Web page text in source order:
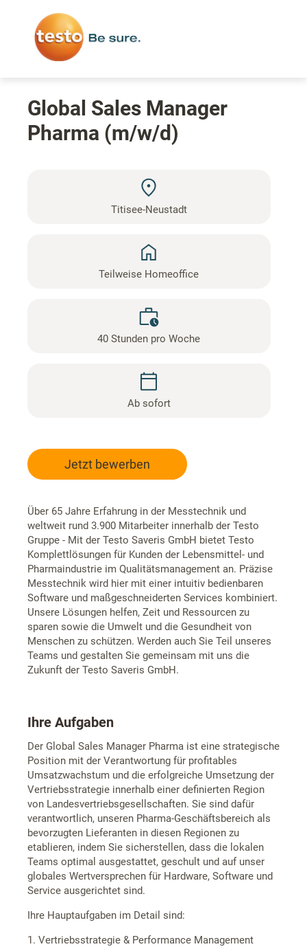
Global Sales Manager
Pharma (m/w/d)
Titisee-Neustadt
Teilweise Homeoffice
40 Stunden pro Woche
Ab sofort
Jetzt bewerben
Über 65 Jahre Erfahrung in der Messtechnik und
weltweit rund 3.900 Mitarbeiter innerhalb der Testo
Gruppe - Mit der Testo Saveris GmbH bietet Testo
Komplettlösungen für Kunden der Lebensmittel- und
Pharmaindustrie im Qualitätsmanagement an. Präzise
Messtechnik wird hier mit einer intuitiv bedienbaren
Software und maßgeschneiderten Services kombiniert.
Unsere Lösungen helfen, Zeit und Ressourcen zu
sparen sowie die Umwelt und die Gesundheit von
Menschen zu schützen. Werden auch Sie Teil unseres
Teams und gestalten Sie gemeinsam mit uns die
Zukunft der Testo Saveris GmbH.
Ihre Aufgaben
Der Global Sales Manager Pharma ist eine strategische
Position mit der Verantwortung für profitables
Umsatzwachstum und die erfolgreiche Umsetzung der
Vertriebsstrategie innerhalb einer definierten Region
von Landesvertriebsgesellschaften. Sie sind dafür
verantwortlich, unseren Pharma-Geschäftsbereich als
bevorzugten Lieferanten in diesen Regionen zu
etablieren, indem Sie sicherstellen, dass die lokalen
Teams optimal ausgestattet, geschult und auf unser
globales Wertversprechen für Hardware, Software und
Service ausgerichtet sind.
Ihre Hauptaufgaben im Detail sind:
1. Vertriebsstrategie & Performance Management